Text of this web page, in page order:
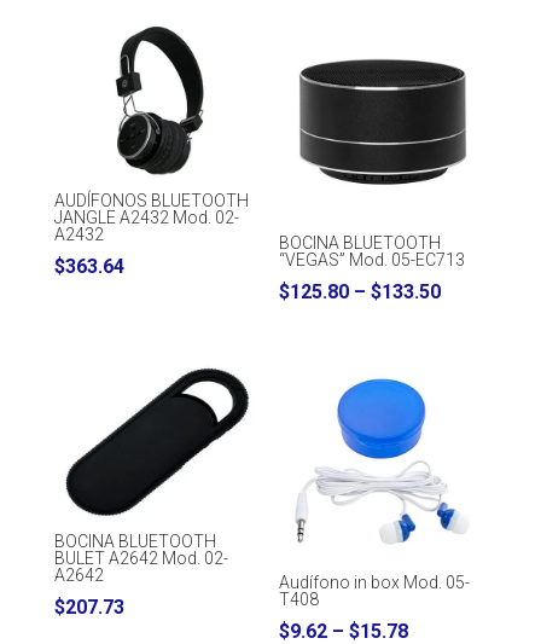
AUDÍFONOS BLUETOOTH
JANGLE A2432 Mod. 02-
A2432
$363.64
BOCINA BLUETOOTH
“VEGAS” Mod. 05-EC713
$125.80 – $133.50Price
BOCINA BLUETOOTH
BULET A2642 Mod. 02-
A2642
$207.73
Audífono in box Mod. 05-
T408
$9.62 – $15.78Price